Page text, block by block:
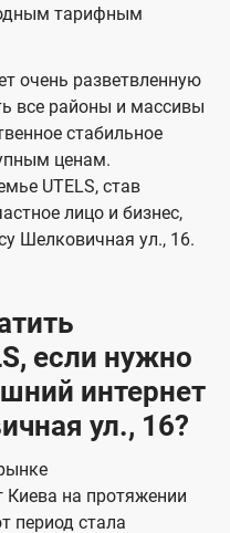
е
и
я
тарифным
очень разветвленную
все районы и массивы
стабильное
ценам.
UTELS, став
лицо и бизнес,
Шелковичная ул., 16.
если нужно
интернет
ул., 16?
Киева на протяжении
период стала